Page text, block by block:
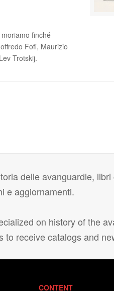
finché
Fofi, Maurizio
Trotskij.
delle avanguardie, libri
e aggiornamenti.
on history of the
to receive catalogs and
CONTENT